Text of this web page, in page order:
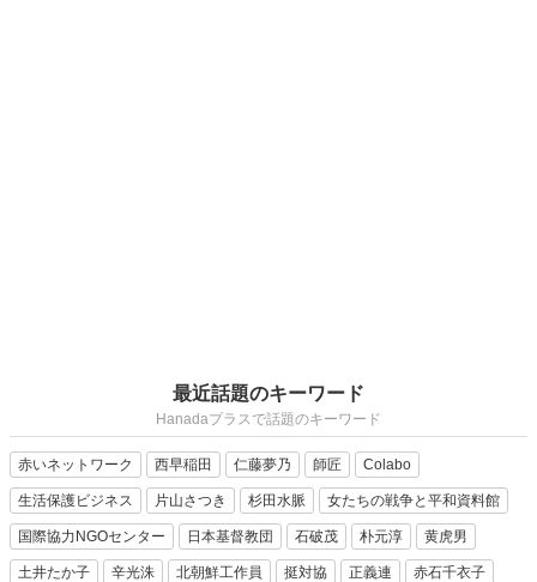
最近話題のキーワード
Hanadaプラスで話題のキーワード
赤いネットワーク 西早稲田 仁藤夢乃 師匠 Colabo
生活保護ビジネス 片山さつき 杉田水脈 女たちの戦争と平和資料館
国際協力NGOセンター 日本基督教団 石破茂 朴元淳 黄虎男
土井たか子 辛光洙 北朝鮮工作員 挺対協 正義連 赤石千衣子